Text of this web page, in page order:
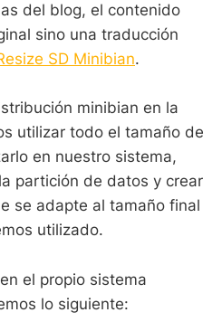
del blog, el contenido
sino una traducción
SD Minibian.
minibian en la
utilizar todo el tamaño de
en nuestro sistema,
partición de datos y crear
se adapte al tamaño final
utilizado.
el propio sistema
lo siguiente: